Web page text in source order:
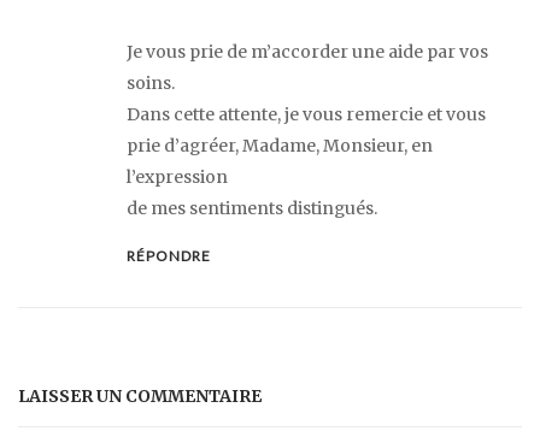
Je vous prie de m’accorder une aide par vos
soins.
Dans cette attente, je vous remercie et vous
prie d’agréer, Madame, Monsieur, en
l’expression
de mes sentiments distingués.
RÉPONDRE
LAISSER UN COMMENTAIRE